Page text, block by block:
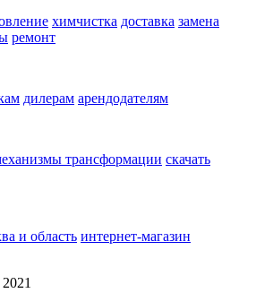
химчистка доставка замена
ремонт
дилерам арендодателям
трансформации скачать
и область интернет-магазин